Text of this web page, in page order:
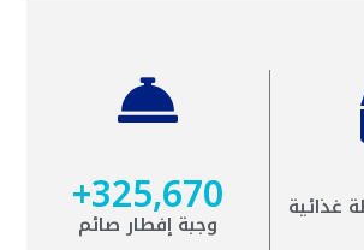
غذائية 325,670
+وجبة إفطار صائم